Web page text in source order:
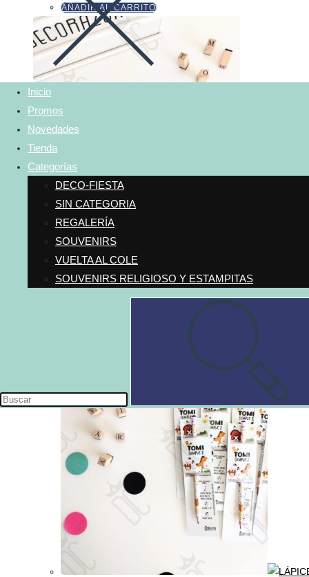
WEB
Inicio
Promos
Novedades
Tienda
Categorías
DECO-FIESTA
SIN CATEGORIA
REGALERÍA
SOUVENIRS
VUELTA AL COLE
SOUVENIRS RELIGIOSO Y ESTAMPITAS
AÑADIR AL CARRITO